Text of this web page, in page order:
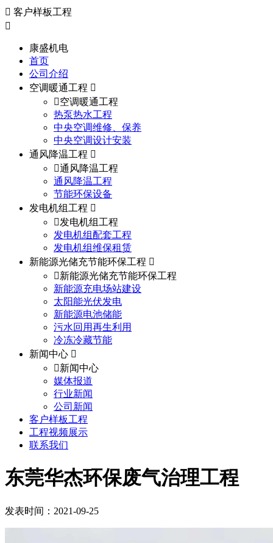
客户样板工程
康盛机电
首页
公司介绍
空调暖通工程
空调暖通工程
热泵热水工程
中央空调维修、保养
中央空调设计安装
通风降温工程
通风降温工程
通风降温工程
节能环保设备
发电机组工程
发电机组工程
发电机组配套工程
发电机组维保租赁
新能源光储充节能环保工程
新能源光储充节能环保工程
新能源充电场站建设
太阳能光伏发电
新能源电池储能
污水回用再生利用
冷冻冷藏节能
新闻中心
新闻中心
媒体报道
行业新闻
公司新闻
客户样板工程
工程视频展示
联系我们
东莞华杰环保废气治理工程
发表时间：2021-09-25